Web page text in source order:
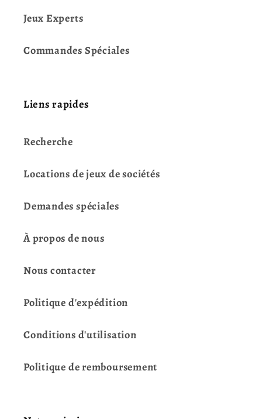
Jeux Experts
Commandes Spéciales
Liens rapides
Recherche
Locations de jeux de sociétés
Demandes spéciales
À propos de nous
Nous contacter
Politique d'expédition
Conditions d'utilisation
Politique de remboursement